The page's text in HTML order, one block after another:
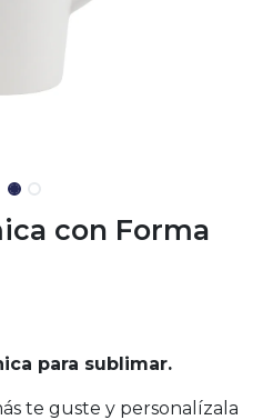
con Forma
para sublimar.
te guste y personalízala